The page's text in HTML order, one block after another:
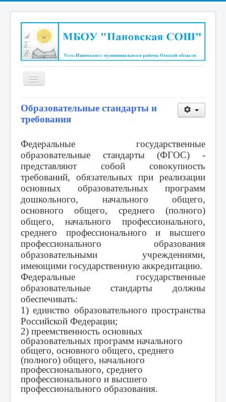
Включить/
Главная страница
Сведения об образовательной организации
"Точка роста"
Повышающие результаты школы
Всероссийская олимпиада школьников
Школьный спортивный клуб "Олимп"
Новости
Карта сайта
Обратная связь
Организация питания
Наш профсоюз
Детский сад
Детская экологическая организация "Лесовичок"
Наставничество
Функциональная грамотность
Оценка качества образования
Итоговая аттестация
Образовательные стандарты и
требования
Федеральные государственные
образовательные стандарты (ФГОС) -
представляют собой совокупность
требований, обязательных при реализации
основных образовательных программ
дошкольного, начального общего,
основного общего, среднего (полного)
общего, начального профессионального,
среднего профессионального и высшего
профессионального образования
образовательными учреждениями,
имеющими государственную аккредитацию.
Федеральные государственные
образовательные стандарты должны
обеспечивать:
1) единство образовательного пространства
Российской Федерации;
2) преемственность основных
образовательных программ начального
общего, основного общего, среднего
(полного) общего, начального
профессионального, среднего
профессионального и высшего
профессионального образования.